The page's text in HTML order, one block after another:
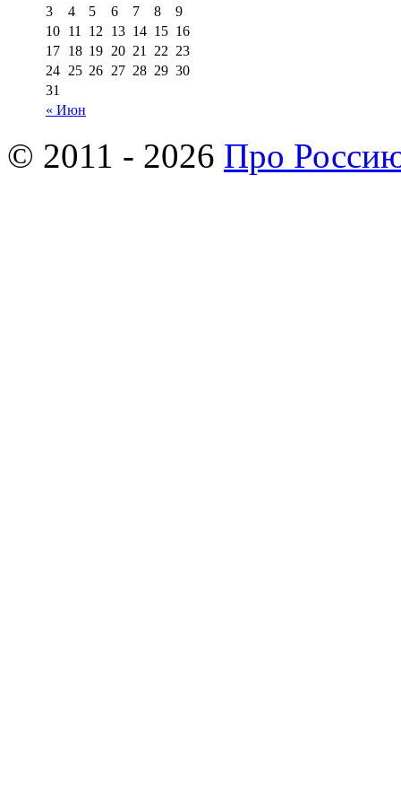
« Июн
3
4 5 6 7 8
9
10 11 12 13 14 15 16
17 18 19 20 21 22 23
24 25 26 27 28 29 30
31
© 2011 - 2026 Про